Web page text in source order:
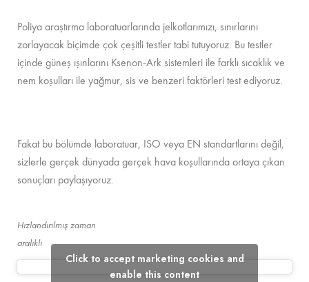
Poliya araştırma laboratuarlarında jelkotlarımızı, sınırlarını
zorlayacak biçimde çok çeşitli testler tabi tutuyoruz. Bu testler
içinde güneş ışınlarını Ksenon-Ark sistemleri ile farklı sıcaklık ve
nem koşulları ile yağmur, sis ve benzeri faktörleri test ediyoruz.
Fakat bu bölümde laboratuar, ISO veya EN standartlarını değil,
sizlerle gerçek dünyada gerçek hava koşullarında ortaya çıkan
sonuçları paylaşıyoruz.
Hızlandırılmış zaman
aralıklı
Click to accept marketing cookies and
enable this content